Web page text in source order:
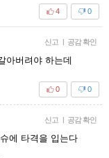
0
4
신고 | 공감 확인
아버려야 하는데
0
0
신고 | 공감 확인
에 타격을 입는다